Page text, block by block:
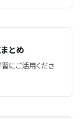
とめ
にご活用くださ